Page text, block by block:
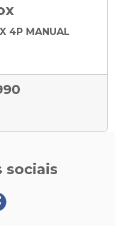
4P MANUAL
sociais